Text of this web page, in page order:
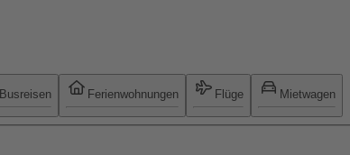
Busreisen Ferienwohnungen Flüge Mietwagen